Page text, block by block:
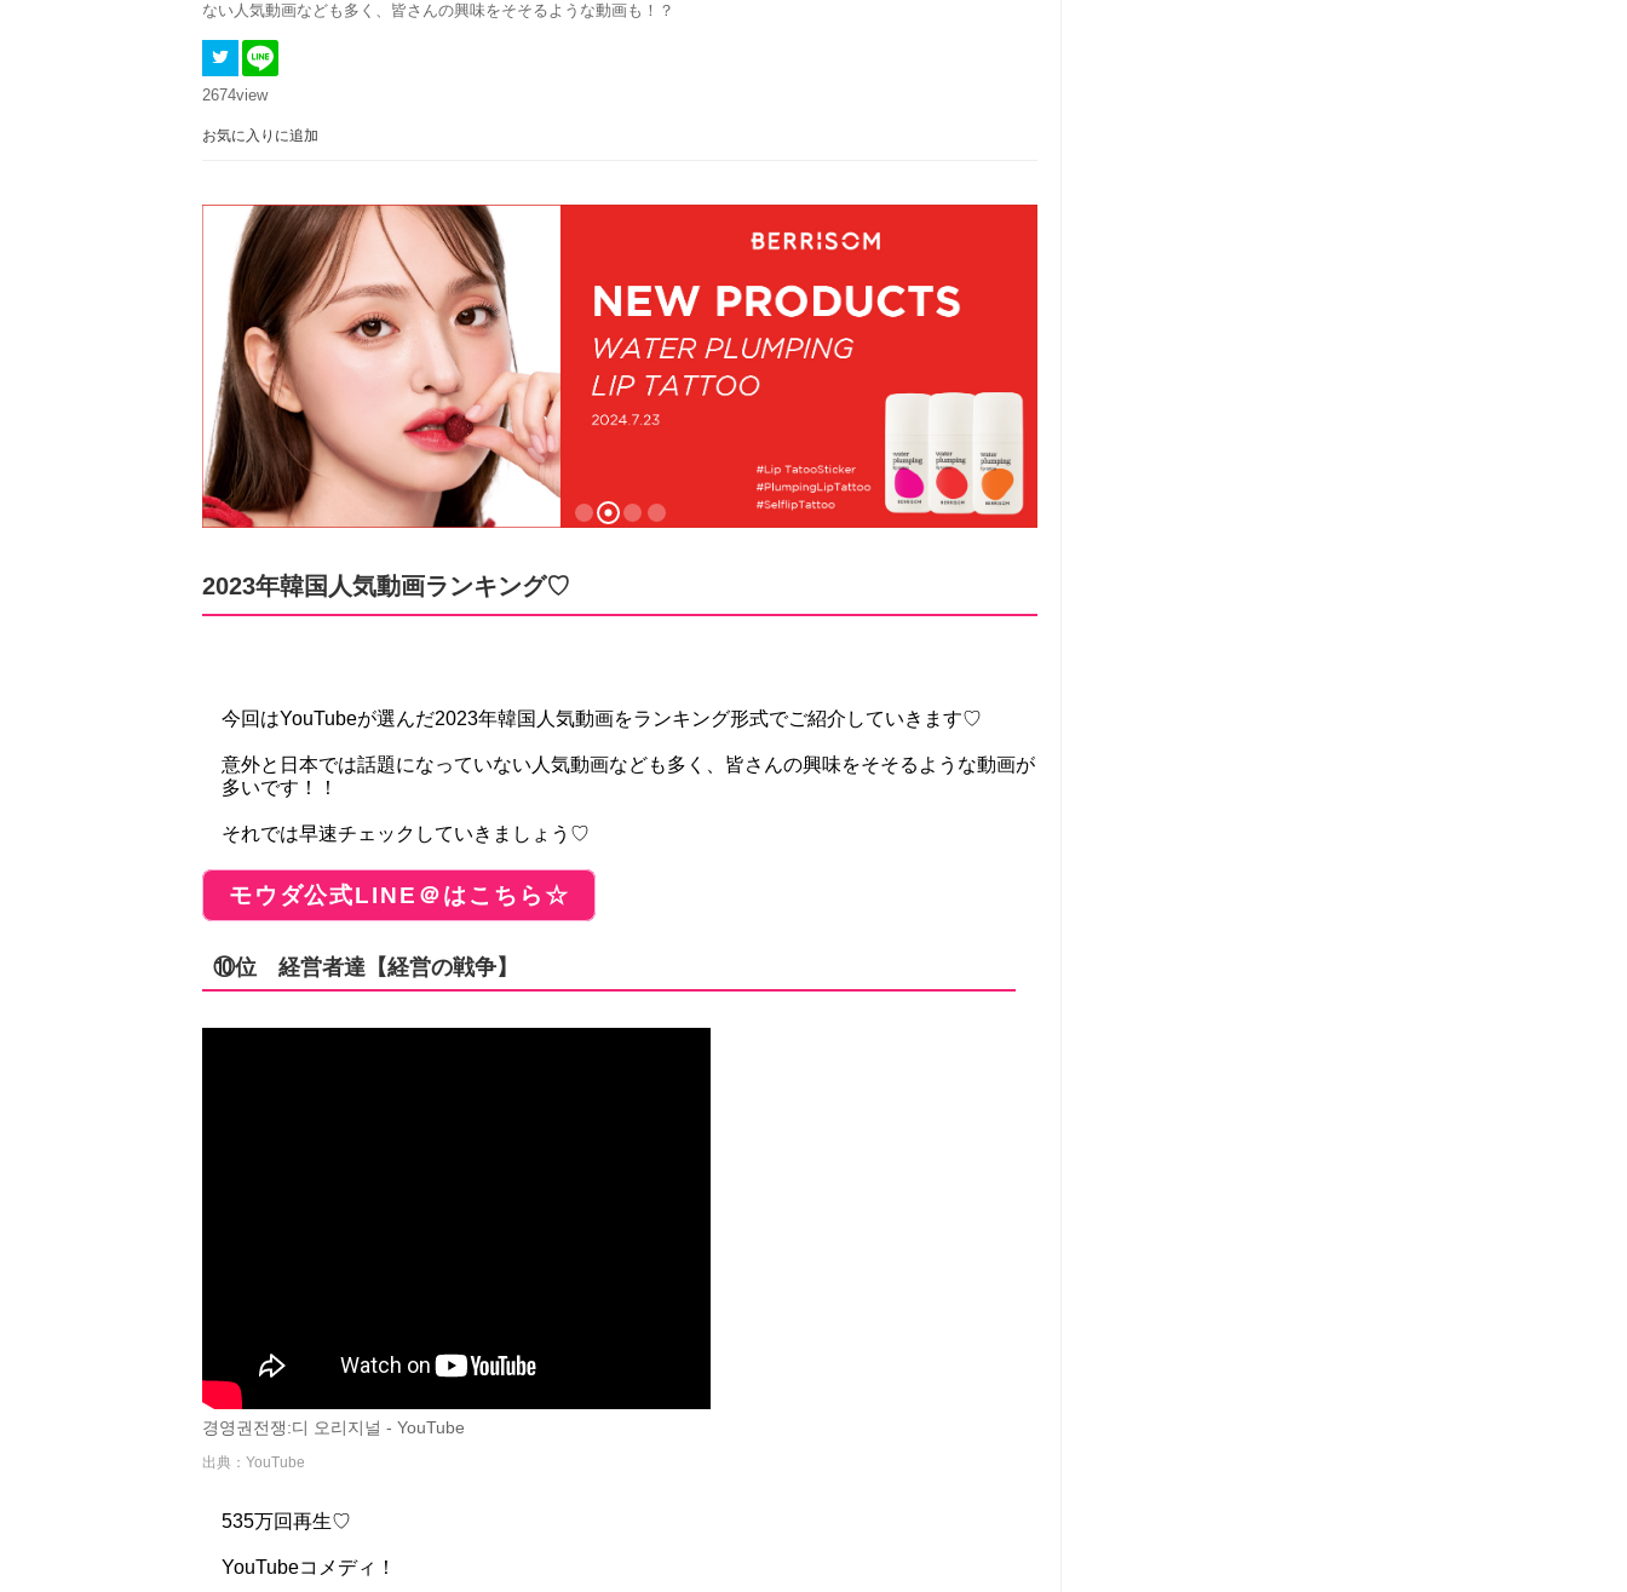
ない人気動画なども多く、皆さんの興味をそそるような動画も！？
2674view
お気に入りに追加
2023年韓国人気動画ランキング♡
今回はYouTubeが選んだ2023年韓国人気動画をランキング形式でご紹介していきます♡
意外と日本では話題になっていない人気動画なども多く、皆さんの興味をそそるような動画が
多いです！！
それでは早速チェックしていきましょう♡
モウダ公式LINE＠はこちら☆
⑩位 経営者達【経営の戦争】
경영권전쟁:디 오리지널 - YouTube
出典：YouTube
535万回再生♡
YouTubeコメディ！